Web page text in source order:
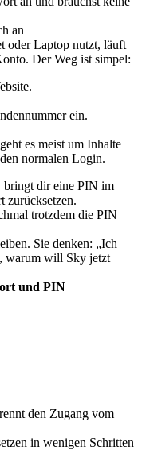
an
oder Laptop nutzt, läuft
Der Weg ist simpel:
ein.
es meist um Inhalte
normalen Login.
bringt dir eine PIN im
zurücksetzen.
trotzdem die PIN
Sie denken: „Ich
warum will Sky jetzt
und PIN
den Zugang vom
in wenigen Schritten